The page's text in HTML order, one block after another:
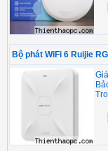
Bộ phát WiFi 6 Ruijie